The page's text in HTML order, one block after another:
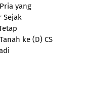
yang
Sejak
ke (D) CS